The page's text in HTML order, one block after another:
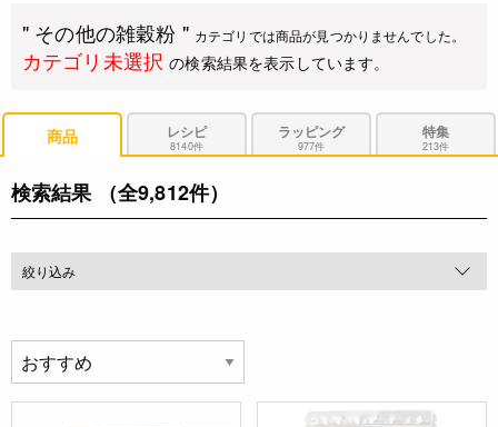
" その他の雑穀粉 " カテゴリでは商品が見つかりませんでした。
カテゴリ未選択 の検索結果を表示しています。
商品 レシピ
8140件
ラッピング
977件
特集
213件
検索結果 （全9,812件）
絞り込み